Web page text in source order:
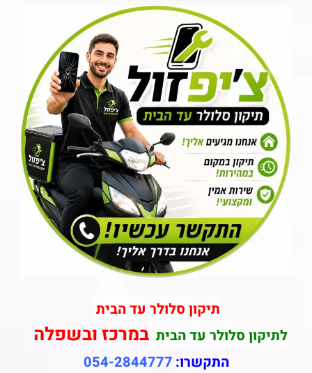
תיקון סלולר עד הבית
לתיקון סלולר עד הביתבמרכז ובשפלה
התקשרו: 054-2844777